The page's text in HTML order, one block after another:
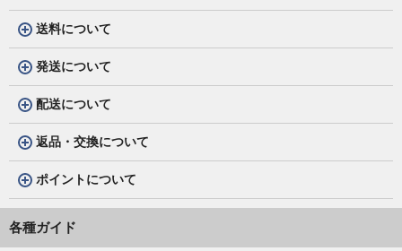
送料について
発送について
配送について
返品・交換について
ポイントについて
各種ガイド